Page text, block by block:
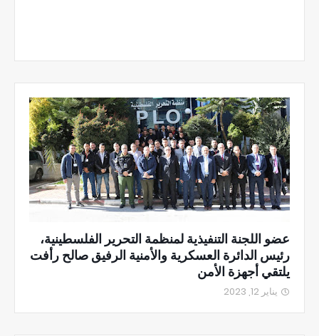
عضو اللجنة التنفيذية لمنظمة التحرير الفلسطينية،
رئيس الدائرة العسكرية والأمنية الرفيق صالح رأفت
يلتقي أجهزة الأمن
يناير 12, 2023